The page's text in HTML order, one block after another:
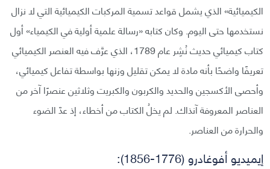
الكيميائية» الذي يشمل قواعد تسمية المركبات الكيميائية التي لا نزال
نستخدمها حتى اليوم. وكان كتابه «رسالة علمية أولية في الكيمياء» أول
كتاب كيميائي حديث نُشِر عام 1789، الذي عرَّف فيه العنصر الكيميائي
تعريفًا واضحًا بأنه مادة لا يمكن تقليل وزنها بواسطة تفاعل كيميائي،
وأحصى الأكسجين والحديد والكربون والكبريت وثلاثين عنصرًا آخر من
العناصر المعروفة آنذاك. لم يخلُ الكتاب من أخطاء، إذ عدّ الضوء
والحرارة من العناصر.
إيميديو أفوغادرو (1776-1856):